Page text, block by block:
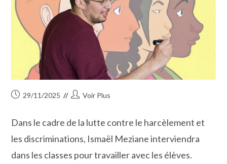
Publication
29/11/2025
Auteur/autrice
publication :
Voir Plus
Dans le cadre de la lutte contre le harcèlement et
les discriminations, Ismaël Meziane interviendra
dans les classes pour travailler avec les élèves.